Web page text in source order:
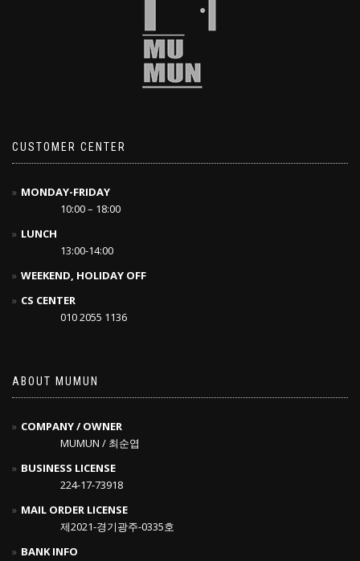
CUSTOMER CENTER
MONDAY-FRIDAY
10:00 – 18:00
LUNCH
13:00-14:00
WEEKEND, HOLIDAY OFF
CS CENTER
010 2055 1136
ABOUT MUMUN
COMPANY / OWNER
MUMUN / 최순엽
BUSINESS LICENSE
224-17-73918
MAIL ORDER LICENSE
제2021-경기광주-0335호
BANK INFO